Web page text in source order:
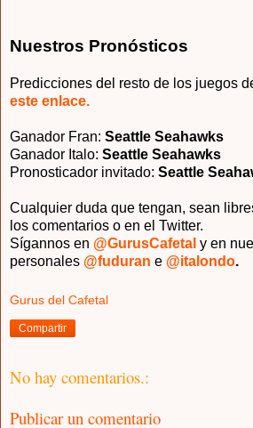
Nuestros Pronósticos
Predicciones del resto de los juegos
este enlace.
Ganador Fran: Seattle Seahawks
Ganador Italo: Seattle Seahawks
Pronosticador invitado: Seattle Se
Cualquier duda que tengan, sean
los comentarios o en el Twitter.
Sígannos en @GurusCafetal y en
personales @fuduran e @italondo.
Gurus del Cafetal
Compartir
No hay comentarios.:
Publicar un comentario